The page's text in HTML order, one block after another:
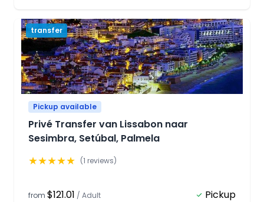
transfer
Pickup available
Privé Transfer van Lissabon naar
Sesimbra, Setúbal, Palmela
★★★★★ (1 reviews)
from $121.01 / Adult Pickup